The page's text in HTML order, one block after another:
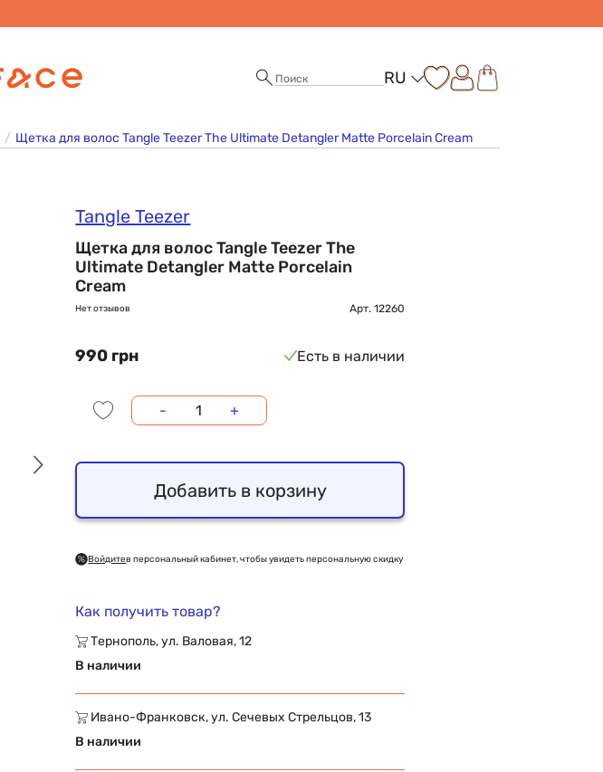
RU
Щетка для волос Tangle Teezer The Ultimate Detangler Matte Porcelain Cream
Tangle Teezer
Щетка для волос Tangle Teezer The
Ultimate Detangler Matte Porcelain
Cream
Нет отзывов Арт. 12260
990 грн Есть в наличии
- +
Добавить в корзину
Войдитев персональный кабинет, чтобы увидеть персональную скидку
Как получить товар?
Тернополь, ул. Валовая, 12
В наличии
Ивано-Франковск, ул. Сечевых Стрельцов, 13
В наличии